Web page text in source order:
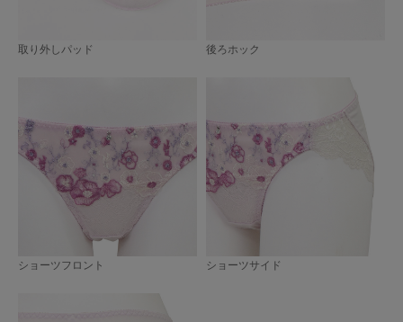
取り外しパッド 後ろホック
ショーツフロント ショーツサイド